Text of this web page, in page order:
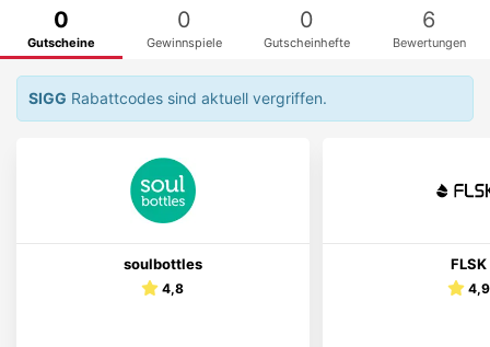
0
Gutscheine
0
Gewinnspiele
0
Gutscheinhefte
6
Bewertungen
SIGG Rabattcodes sind aktuell vergriffen.
soulbottles
4,8
FLSK
4,9